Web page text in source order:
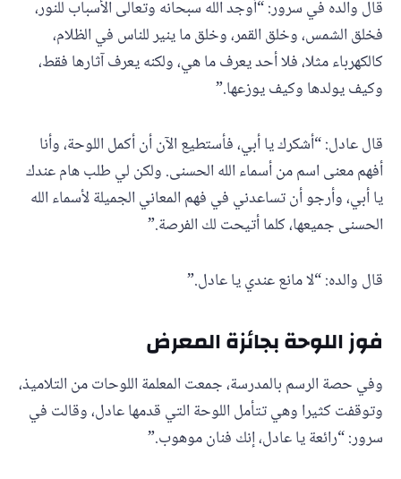
قال والده في سرور: “أوجد الله سبحانه وتعالى الأسباب للنور،
فخلق الشمس، وخلق القمر، وخلق ما ينير للناس في الظلام،
كالكهرباء مثلا، فلا أحد يعرف ما هي، ولكنه يعرف آثارها فقط،
وكيف يولدها وكيف يوزعها.”
قال عادل: “أشكرك يا أبي، فأستطيع الآن أن أكمل اللوحة، وأنا
أفهم معنى اسم من أسماء الله الحسنى. ولكن لي طلب هام عندك
يا أبي، وأرجو أن تساعدني في فهم المعاني الجميلة لأسماء الله
الحسنى جميعها، كلما أتيحت لك الفرصة.”
قال والده: “لا مانع عندي يا عادل.”
فوز اللوحة بجائزة المعرض
وفي حصة الرسم بالمدرسة، جمعت المعلمة اللوحات من التلاميذ،
وتوقفت كثيرا وهي تتأمل اللوحة التي قدمها عادل، وقالت في
سرور: “رائعة يا عادل، إنك فنان موهوب.”